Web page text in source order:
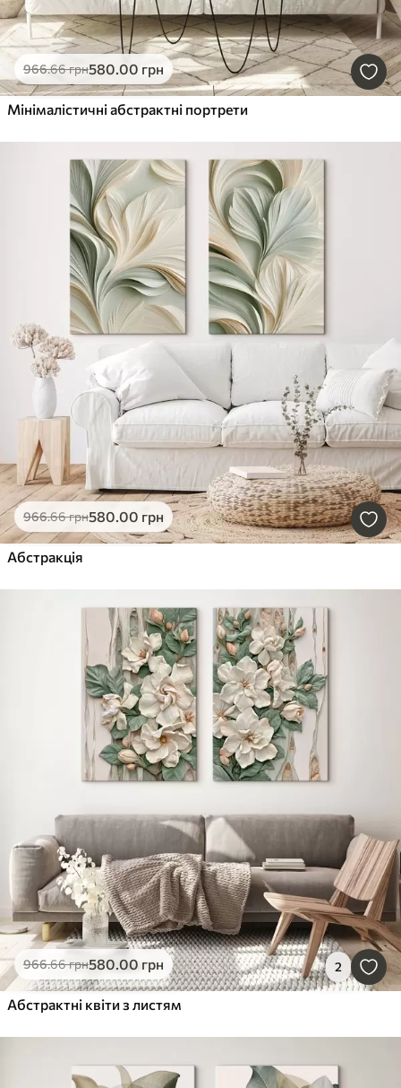
966.66грн580.00 грн
Мінімалістичні абстрактні портрети
966.66грн580.00 грн
Абстракція
966.66грн580.00 грн 2
Абстрактні квіти з листям